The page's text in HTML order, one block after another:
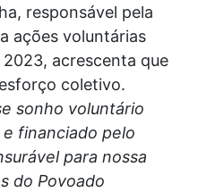
responsável pela
ações voluntárias
acrescenta que
coletivo.
sonho voluntário
financiado pelo
para nossa
do Povoado